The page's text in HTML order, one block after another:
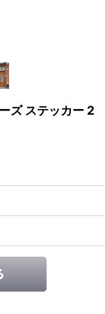
ズ ステッカー 2